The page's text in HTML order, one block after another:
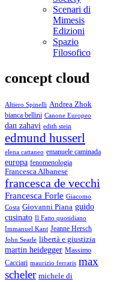
Scenari di
Mimesis
Edizioni
Spazio
Filosofico
concept cloud
Altiero Spinelli Andrea Zhok
bianca bellini Canone Europeo
dan zahavi edith stein
edmund husserl
elena cattaneo emanuele caminada
europa fenomenologia
Francesca Albanese
francesca de vecchi
Francesca Forle Giacomo
Costa Giovanni Piana guido
cusinato Il Fatto quotidiano
Immanuel Kant Jeanne Hersch
John Searle libertà e giustizia
martin heidegger Massimo
Cacciari maurizio ferraris max
scheler michele di